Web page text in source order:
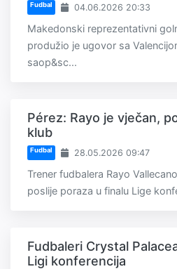
Fudbal 04.06.2026 20:33
Makedonski reprezentativni
produžio je ugovor sa
saop&sc...
Pérez: Rayo je vječan,
klub
Fudbal 28.05.2026 09:47
Trener fudbalera Rayo
poslije poraza u finalu Lige
Fudbaleri Crystal
Ligi konferencija